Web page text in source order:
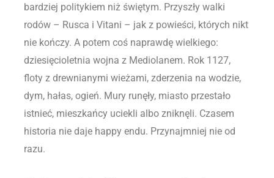
bardziej politykiem niż świętym. Przyszły walki
rodów – Rusca i Vitani – jak z powieści, których nikt
nie kończy. A potem coś naprawdę wielkiego:
dziesięcioletnia wojna z Mediolanem. Rok 1127,
floty z drewnianymi wieżami, zderzenia na wodzie,
dym, hałas, ogień. Mury runęły, miasto przestało
istnieć, mieszkańcy uciekli albo zniknęli. Czasem
historia nie daje happy endu. Przynajmniej nie od
razu.